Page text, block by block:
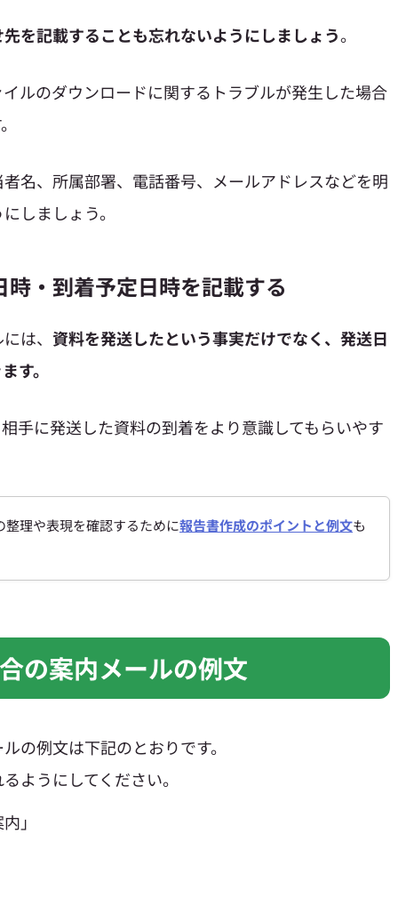
を記載することも忘れないようにしましょう。
ルのダウンロードに関するトラブルが発生した場合
名、所属部署、電話番号、メールアドレスなどを明
しましょう。
・到着予定日時を記載する
は、 資料を発送したという事実だけでなく、発送日
す。
手に発送した資料の到着をより意識してもらいやす
理や表現を確認するために報告書作成のポイントと例文も
の案内メールの例文
の例文は下記のとおりです。
ようにしてください。
」